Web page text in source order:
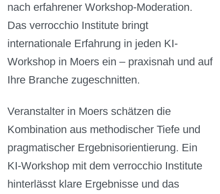
nach erfahrener Workshop-Moderation.
Das verrocchio Institute bringt
internationale Erfahrung in jeden KI-
Workshop in Moers ein – praxisnah und auf
Ihre Branche zugeschnitten.
Veranstalter in Moers schätzen die
Kombination aus methodischer Tiefe und
pragmatischer Ergebnisorientierung. Ein
KI-Workshop mit dem verrocchio Institute
hinterlässt klare Ergebnisse und das